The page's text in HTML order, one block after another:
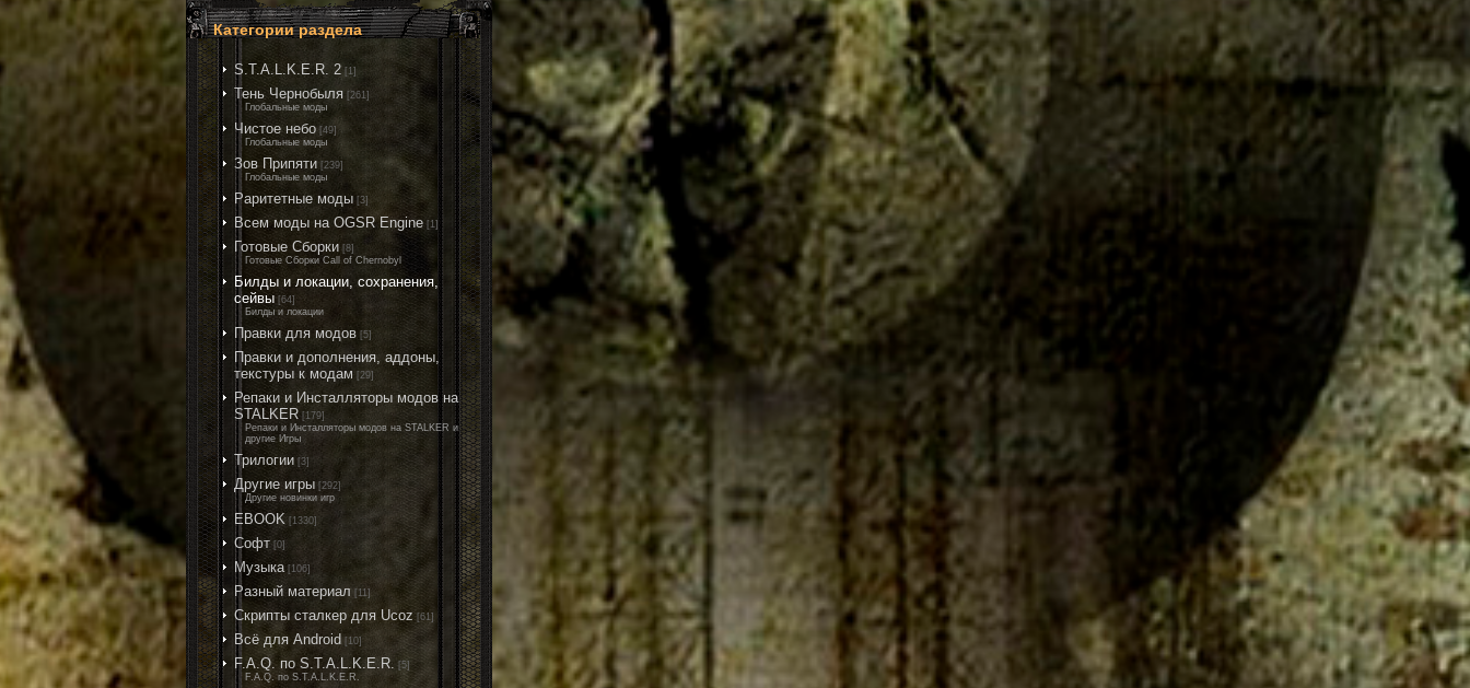
Категории раздела
S.T.A.L.K.E.R. 2 [1]
Тень Чернобыля [261]
Глобальные моды
Чистое небо [49]
Глобальные моды
Зов Припяти [239]
Глобальные моды
Раритетные моды [3]
Всем моды на OGSR Engine [1]
Готовые Сборки [8]
Готовые Сборки Call of Chernobyl
Билды и локации, сохранения,
сейвы [64]
Билды и локации
Правки для модов [5]
Правки и дополнения, аддоны,
текстуры к модам [29]
Репаки и Инсталляторы модов на
STALKER [179]
Репаки и Инсталляторы модов на STALKER и
другие Игры
Трилогии [3]
Другие игры [292]
Другие новинки игр
EBOOK [1330]
Софт [0]
Музыка [106]
Разный материал [11]
Скрипты сталкер для Ucoz [61]
Всё для Android [10]
F.A.Q. по S.T.A.L.K.E.R. [5]
F.A.Q. по S.T.A.L.K.E.R.